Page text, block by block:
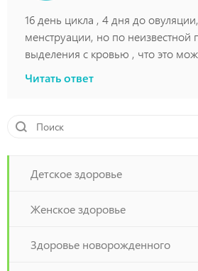
16 день цикла , 4 дня до
менструации, но по неизвестной
выделения с кровью , что это
Читать ответ
Детское здоровье
Женское здоровье
Здоровье новорожденного